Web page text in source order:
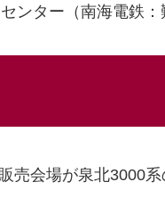
ンター（南海電鉄：
売会場が泉北3000